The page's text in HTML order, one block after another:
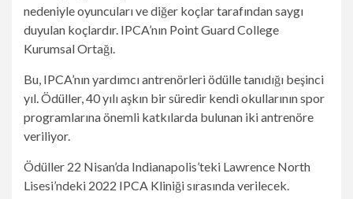
nedeniyle oyuncuları ve diğer koçlar tarafından saygı
duyulan koçlardır. IPCA’nın Point Guard College
Kurumsal Ortağı.
Bu, IPCA’nın yardımcı antrenörleri ödülle tanıdığı beşinci
yıl. Ödüller, 40 yılı aşkın bir süredir kendi okullarının spor
programlarına önemli katkılarda bulunan iki antrenöre
veriliyor.
Ödüller 22 Nisan’da Indianapolis’teki Lawrence North
Lisesi’ndeki 2022 IPCA Kliniği sırasında verilecek.